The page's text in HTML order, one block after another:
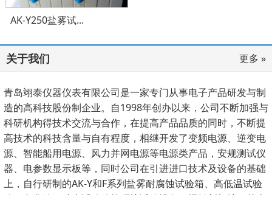
AK-Y250盐雾试...
关于我们 更多 »
青岛翊泰仪器仪表有限公司是一家专门从事电子产品研发与制
造的高科技股份制企业。自1998年创办以来，公司不断加强与
科研机构得技术交流与合作，在提高产品品质的同时，不断提
高技术的科技含量与自有程度，相继开发了变频电源、逆变电
源、智能船用电源、风力并网电源等电源类产品，安规测试仪
器、电参数显示板等，同时公司在引进进口技术及设备的基础
上，自行研制的AK-Y和F系列盐雾耐腐蚀试验箱、高低温试验
箱、老化箱、冲击试验箱等环境试验设备。远销新加坡、越南